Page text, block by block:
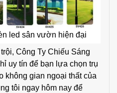
led sân vườn hiện đại
Công Ty Chiếu Sáng
uy tín để bạn lựa chọn trụ
không gian ngoại thất của
tôi ngay hôm nay để